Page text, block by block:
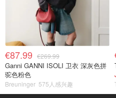
€87.99 €269.99
Ganni GANNI ISOLI 卫衣 深灰色拼
驼色粉色
Breuninger 575人感兴趣